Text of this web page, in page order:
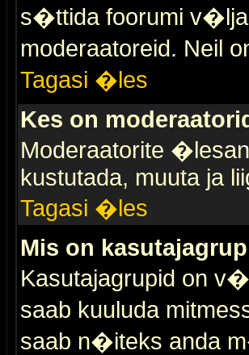
s�ttida foorumi
moderaatoreid. Neil
Tagasi �les
Kes on
Moderaatorite
kustutada, muuta ja
Tagasi �les
Mis on
Kasutajagrupid on
saab kuuluda
saab n�iteks anda